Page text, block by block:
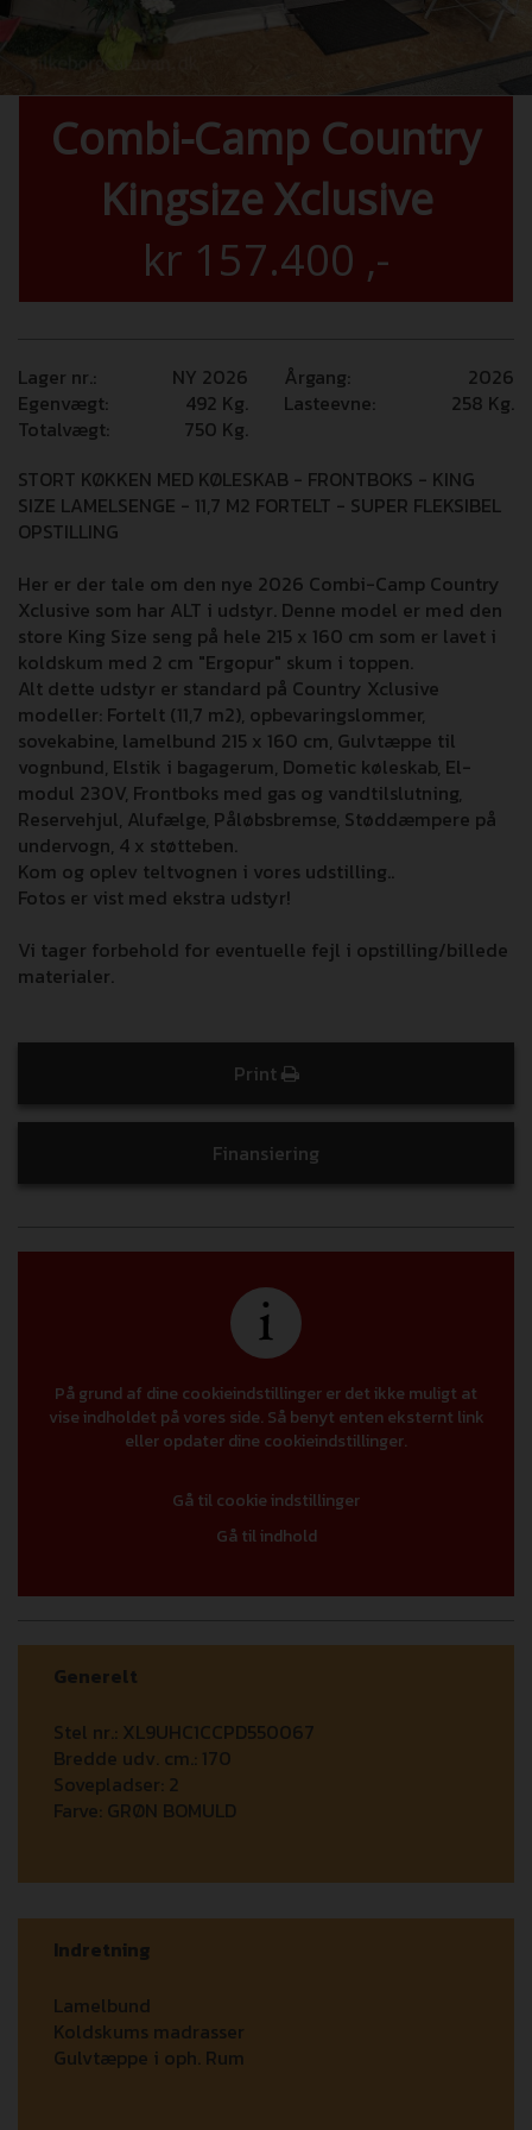
Combi-Camp Country
Kingsize Xclusive
kr 157.400 ,-
Lager nr.: NY 2026 Årgang:
2026
Egenvægt:
492 Kg. Lasteevne: 258 Kg.
Totalvægt:
750 Kg.
STORT KØKKEN MED KØLESKAB - FRONTBOKS - KING
SIZE LAMELSENGE - 11,7 M2 FORTELT - SUPER FLEKSIBEL
OPSTILLING
Her er der tale om den nye 2026 Combi-Camp Country
Xclusive som har ALT i udstyr. Denne model er med den
store King Size seng på hele 215 x 160 cm som er lavet i
koldskum med 2 cm "Ergopur" skum i toppen.
Alt dette udstyr er standard på Country Xclusive
modeller: Fortelt (11,7 m2), opbevaringslommer,
sovekabine, lamelbund 215 x 160 cm, Gulvtæppe til
vognbund, Elstik i bagagerum, Dometic køleskab, El-
modul 230V, Frontboks med gas og vandtilslutning,
Reservehjul, Alufælge, Påløbsbremse, Støddæmpere på
undervogn, 4 x støtteben.
Kom og oplev teltvognen i vores udstilling..
Fotos er vist med ekstra udstyr!
Vi tager forbehold for eventuelle fejl i opstilling/billede
materialer.
Print
Finansiering
På grund af dine cookieindstillinger er det ikke muligt at
vise indholdet på vores side. Så benyt enten eksternt link
eller opdater dine cookieindstillinger.
Gå til cookie indstillinger
Gå til indhold
Generelt
Stel nr.: XL9UHC1CCPD550067
Bredde udv. cm.: 170
Sovepladser: 2
Farve: GRØN BOMULD
Indretning
Lamelbund
Koldskums madrasser
Gulvtæppe i oph. Rum